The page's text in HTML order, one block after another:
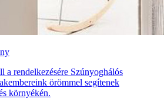
a rendelkezésére Szúnyoghálós
örömmel segítenek
környékén.